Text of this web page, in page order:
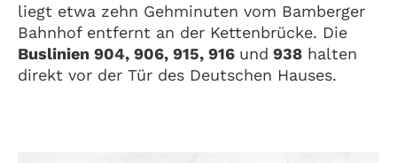
liegt etwa zehn Gehminuten vom Bamberger
Bahnhof entfernt an der Kettenbrücke. Die
Buslinien 904, 906, 915, 916 und 938 halten
direkt vor der Tür des Deutschen Hauses.